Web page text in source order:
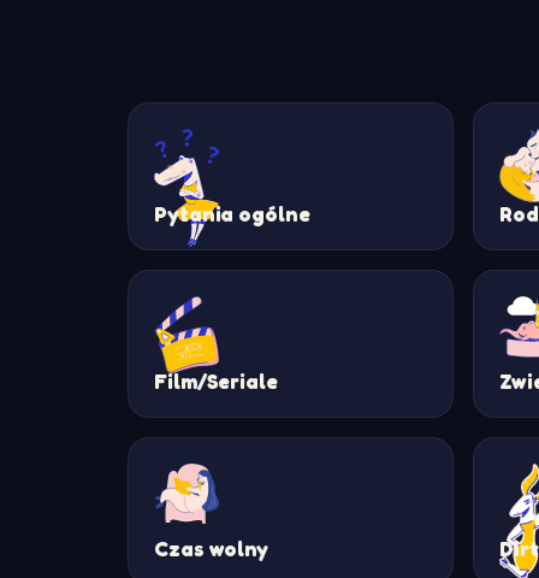
Pytania ogólne
Film/Seriale
Czas wolny